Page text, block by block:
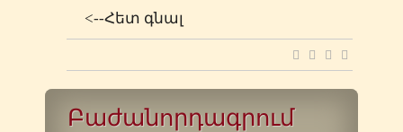
<--Հետ գնալ
Բաժանորդագրում